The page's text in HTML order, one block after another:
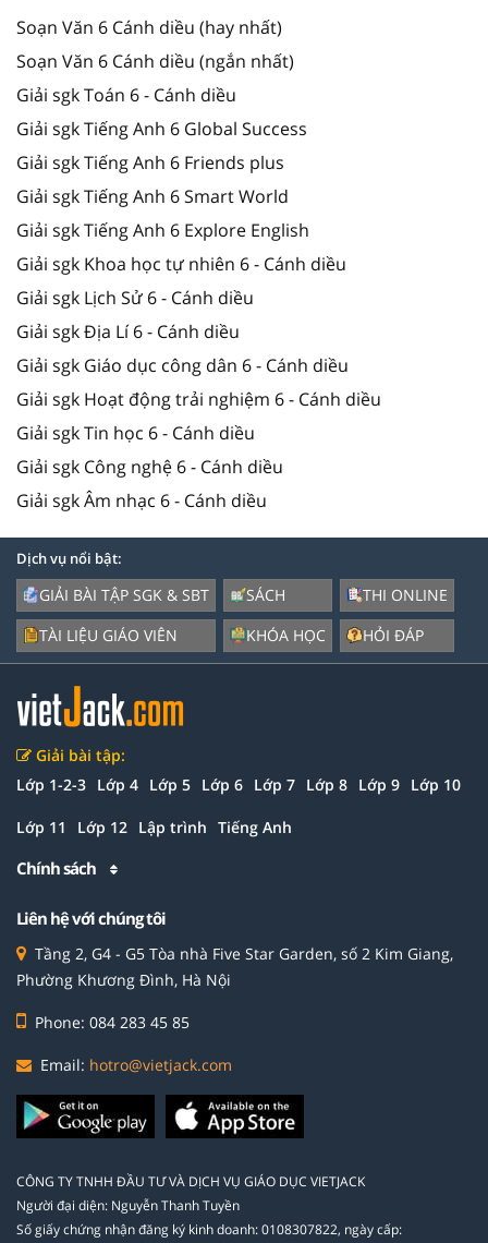
Soạn Văn 6 Cánh diều (hay nhất)
Soạn Văn 6 Cánh diều (ngắn nhất)
Giải sgk Toán 6 - Cánh diều
Giải sgk Tiếng Anh 6 Global Success
Giải sgk Tiếng Anh 6 Friends plus
Giải sgk Tiếng Anh 6 Smart World
Giải sgk Tiếng Anh 6 Explore English
Giải sgk Khoa học tự nhiên 6 - Cánh diều
Giải sgk Lịch Sử 6 - Cánh diều
Giải sgk Địa Lí 6 - Cánh diều
Giải sgk Giáo dục công dân 6 - Cánh diều
Giải sgk Hoạt động trải nghiệm 6 - Cánh diều
Giải sgk Tin học 6 - Cánh diều
Giải sgk Công nghệ 6 - Cánh diều
Giải sgk Âm nhạc 6 - Cánh diều
Dịch vụ nổi bật:
GIẢI BÀI TẬP SGK & SBT
TÀI LIỆU GIÁO VIÊN
SÁCH
KHÓA HỌC
THI ONLINE
HỎI ĐÁP
Giải bài tập:
Lớp 1-2-3 Lớp 4 Lớp 5 Lớp 6 Lớp 7 Lớp 8 Lớp 9 Lớp 10
Lớp 11 Lớp 12 Lập trình Tiếng Anh
Chính sách
Liên hệ với chúng tôi
Tầng 2, G4 - G5 Tòa nhà Five Star Garden, số 2 Kim Giang,
Phường Khương Đình, Hà Nội
Phone: 084 283 45 85
Email: hotro@vietjack.com
CÔNG TY TNHH ĐẦU TƯ VÀ DỊCH VỤ GIÁO DỤC VIETJACK
Người đại diện: Nguyễn Thanh Tuyền
Số giấy chứng nhận đăng ký kinh doanh: 0108307822, ngày cấp: